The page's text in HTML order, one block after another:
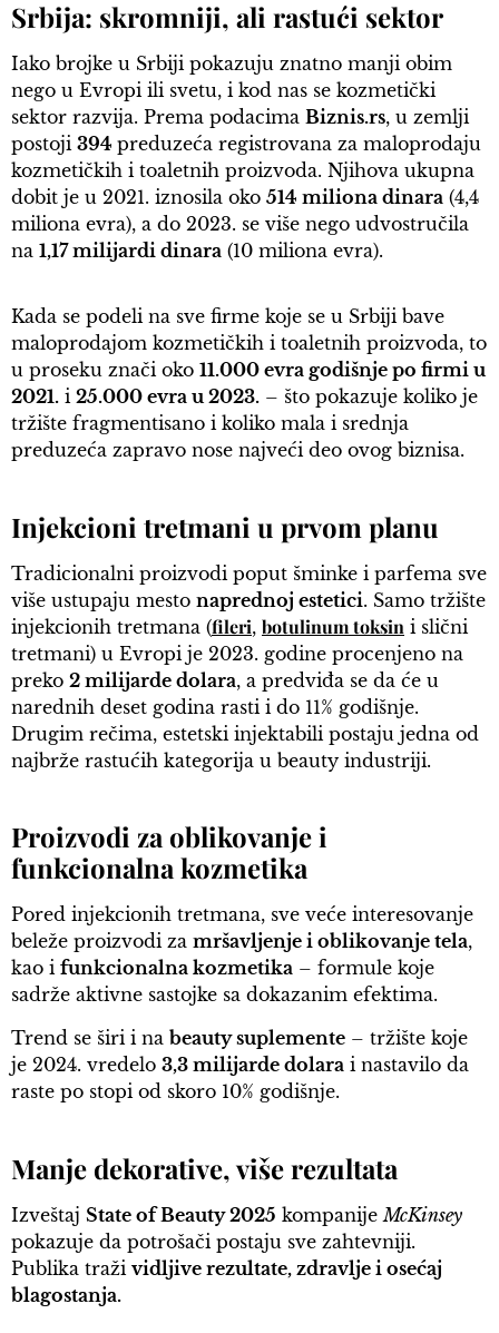
Srbija: skromniji, ali rastući sektor
Iako brojke u Srbiji pokazuju znatno manji obim
nego u Evropi ili svetu, i kod nas se kozmetički
sektor razvija. Prema podacima Biznis.rs, u zemlji
postoji 394 preduzeća registrovana za maloprodaju
kozmetičkih i toaletnih proizvoda. Njihova ukupna
dobit je u 2021. iznosila oko 514 miliona dinara (4,4
miliona evra), a do 2023. se više nego udvostručila
na 1,17 milijardi dinara (10 miliona evra).
Kada se podeli na sve firme koje se u Srbiji bave
maloprodajom kozmetičkih i toaletnih proizvoda, to
u proseku znači oko 11.000 evra godišnje po firmi u
2021. i 25.000 evra u 2023. – što pokazuje koliko je
tržište fragmentisano i koliko mala i srednja
preduzeća zapravo nose najveći deo ovog biznisa.
Injekcioni tretmani u prvom planu
Tradicionalni proizvodi poput šminke i parfema sve
više ustupaju mesto naprednoj estetici. Samo tržište
injekcionih tretmana (fileri, botulinum toksin i slični
tretmani) u Evropi je 2023. godine procenjeno na
preko 2 milijarde dolara, a predviđa se da će u
narednih deset godina rasti i do 11% godišnje.
Drugim rečima, estetski injektabili postaju jedna od
najbrže rastućih kategorija u beauty industriji.
Proizvodi za oblikovanje i
funkcionalna kozmetika
Pored injekcionih tretmana, sve veće interesovanje
beleže proizvodi za mršavljenje i oblikovanje tela,
kao i funkcionalna kozmetika – formule koje
sadrže aktivne sastojke sa dokazanim efektima.
Trend se širi i na beauty suplemente – tržište koje
je 2024. vredelo 3,3 milijarde dolara i nastavilo da
raste po stopi od skoro 10% godišnje.
Manje dekorative, više rezultata
Izveštaj State of Beauty 2025 kompanijeMcKinsey
pokazuje da potrošači postaju sve zahtevniji.
Publika traži vidljive rezultate, zdravlje i osećaj
blagostanja.